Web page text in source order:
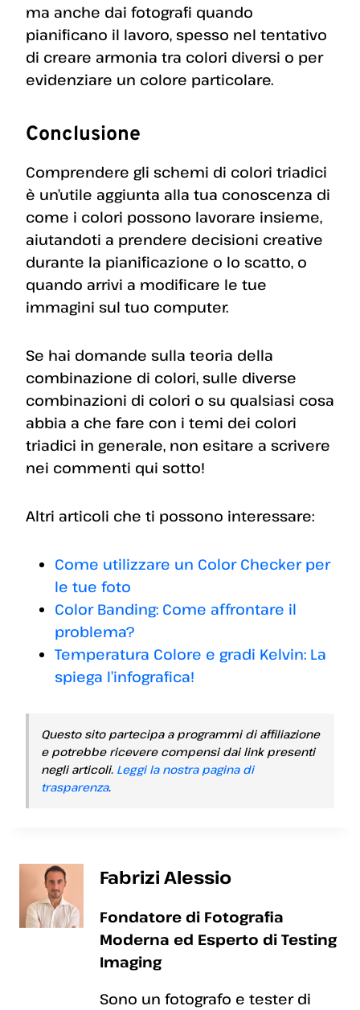
ma anche dai fotografi quando
pianificano il lavoro, spesso nel tentativo
di creare armonia tra colori diversi o per
evidenziare un colore particolare.
Conclusione
Comprendere gli schemi di colori triadici
è un’utile aggiunta alla tua conoscenza di
come i colori possono lavorare insieme,
aiutandoti a prendere decisioni creative
durante la pianificazione o lo scatto, o
quando arrivi a modificare le tue
immagini sul tuo computer.
Se hai domande sulla teoria della
combinazione di colori, sulle diverse
combinazioni di colori o su qualsiasi cosa
abbia a che fare con i temi dei colori
triadici in generale, non esitare a scrivere
nei commenti qui sotto!
Altri articoli che ti possono interessare:
Come utilizzare un Color Checker per
le tue foto
Color Banding: Come affrontare il
problema?
Temperatura Colore e gradi Kelvin: La
spiega l’infografica!
Questo sito partecipa a programmi di affiliazione
e potrebbe ricevere compensi dai link presenti
negli articoli. Leggi la nostra pagina di
trasparenza.
Fabrizi Alessio
Fondatore di Fotografia
Moderna ed Esperto di Testing
Imaging
Sono un fotografo e tester di